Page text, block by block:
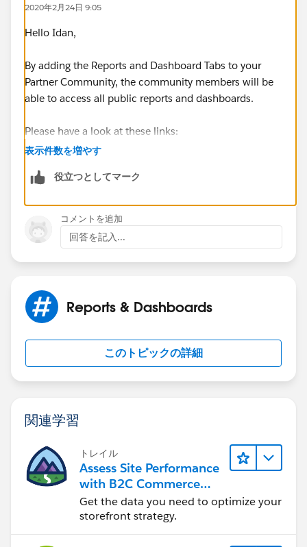
2020年2月24日 9:05
Hello Idan,
By adding the Reports and Dashboard Tabs to your
Partner Community, the community members will be
able to access all public reports and dashboards.
Please have a look at these links:
Communities (https://taroworks.zendesk.com/hc/en-
Dashboards-to-Partner-Communities
- Community Reporting
(https://help.salesforce.com/articleView?
Let me know if this helps :-)
Best,
表示件数を増やす
役立つとしてマーク
コメントを追加
回答を記入...
Reports & Dashboards
このトピックの詳細
関連学習
トレイル
Assess Site Performance
with B2C Commerce
Reports & Dashboards
Get the data you need to optimize your
storefront strategy.